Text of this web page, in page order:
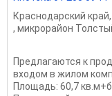
Краснодарский край,
, микрорайон
Предлагаются к
входом в жилом
Площадь: 60,7